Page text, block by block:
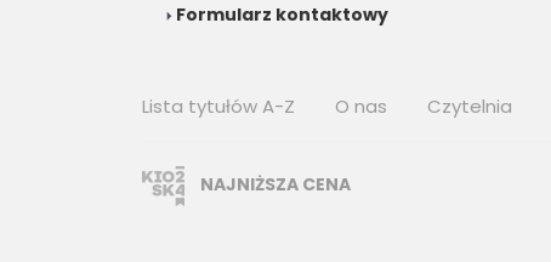
Formularz kontaktowy
Lista tytułów A-Z O nas Czytelnia
NAJNIŻSZA CENA